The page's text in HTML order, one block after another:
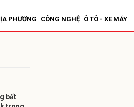
PHƯƠNG CÔNG NGHỆ Ô TÔ - XE MÁY
bất